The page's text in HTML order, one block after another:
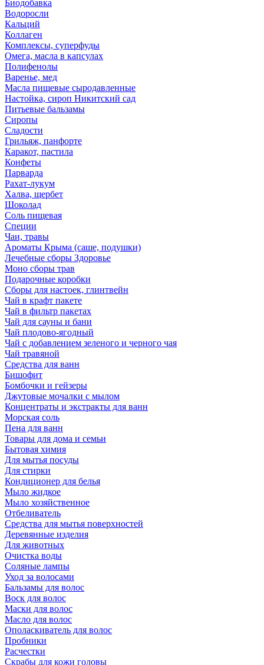
Биодобавка
Водоросли
Кальций
Коллаген
Комплексы, суперфуды
Омега, масла в капсулах
Полифенолы
Варенье, мед
Масла пищевые сыродавленные
Настойка, сироп Никитский сад
Питьевые бальзамы
Сиропы
Сладости
Грильяж, панфорте
Каракот, пастила
Конфеты
Парварда
Рахат-лукум
Халва, щербет
Шоколад
Соль пищевая
Специи
Чаи, травы
Ароматы Крыма (саше, подушки)
Лечебные сборы Здоровье
Моно сборы трав
Подарочные коробки
Сборы для настоек, глинтвейн
Чай в крафт пакете
Чай в фильтр пакетах
Чай для сауны и бани
Чай плодово-ягодный
Чай с добавлением зеленого и черного чая
Чай травяной
Средства для ванн
Бишофит
Бомбочки и гейзеры
Джутовые мочалки с мылом
Концентраты и экстракты для ванн
Морская соль
Пена для ванн
Товары для дома и семьи
Бытовая химия
Для мытья посуды
Для стирки
Кондиционер для белья
Мыло жидкое
Мыло хозяйственное
Отбеливатель
Средства для мытья поверхностей
Деревянные изделия
Для животных
Очистка воды
Соляные лампы
Уход за волосами
Бальзамы для волос
Воск для волос
Маски для волос
Масло для волос
Ополаскиватель для волос
Пробники
Расчестки
Скрабы для кожи головы